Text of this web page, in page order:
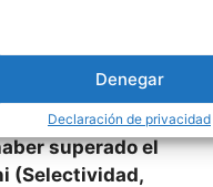
Denegar
Declaración de privacidad
precisos
y estudiar
online, además
mediante el
superado el
(Selectividad,